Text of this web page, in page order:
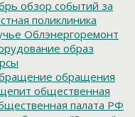
обзор событий за
поликлиника
Облэнергоремонт
образ
обращения
общественная
палата РФ